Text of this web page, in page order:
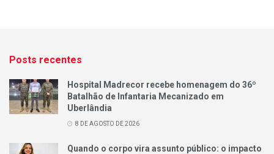
Posts recentes
Hospital Madrecor recebe homenagem do 36º
Batalhão de Infantaria Mecanizado em
Uberlândia
8 DE AGOSTO DE 2026
Quando o corpo vira assunto público: o impacto